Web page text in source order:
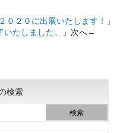
０２０に出展いたします！
」
たしました。 」次へ→
検索